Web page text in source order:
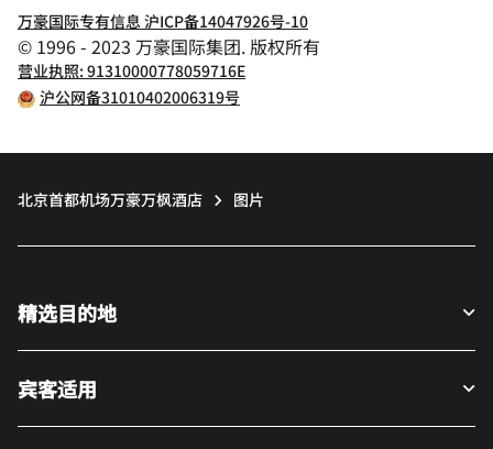
万豪国际专有信息 沪ICP备14047926号-10
© 1996 - 2023 万豪国际集团. 版权所有
营业执照: 91310000778059716E
沪公网备31010402006319号
北京首都机场万豪万枫酒店 图片
精选目的地
宾客适用